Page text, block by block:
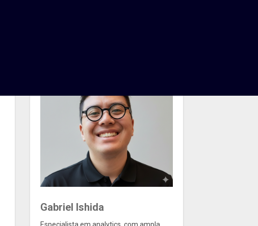
Gabriel Ishida
Especialista em analytics, com ampla